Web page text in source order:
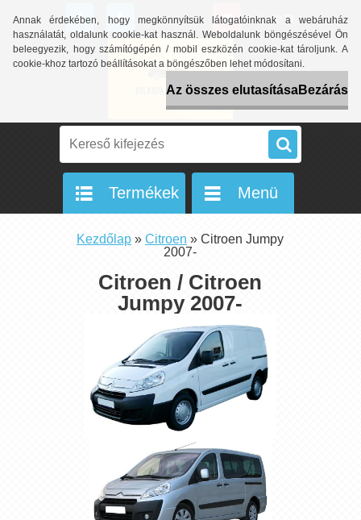
Annak érdekében, hogy megkönnyítsük látogatóinknak a webáruház
használatát, oldalunk cookie-kat használ. Weboldalunk böngészésével Ön
beleegyezik, hogy számítógépén / mobil eszközén cookie-kat tároljunk. A
cookie-khoz tartozó beállításokat a böngészőben lehet módosítani.
Az összes elutasításaBezárás
0 db / 0 Ft
Termékek Menü
Kezdőlap » Citroen » Citroen Jumpy
2007-
Citroen / Citroen
Jumpy 2007-